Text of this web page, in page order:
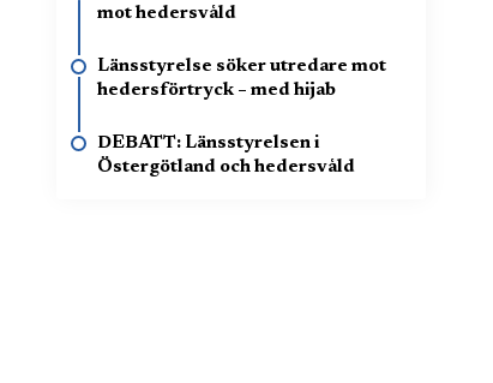
mot hedersvåld
Länsstyrelse söker utredare mot
hedersförtryck – med hijab
DEBATT: Länsstyrelsen i
Östergötland och hedersvåld